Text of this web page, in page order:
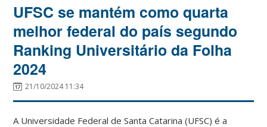
UFSC se mantém como quarta
melhor federal do país segundo
Ranking Universitário da Folha
2024
21/10/2024 11:34
A Universidade Federal de Santa Catarina (UFSC) é a